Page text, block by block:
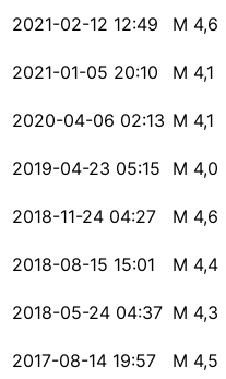
2021-02-12 12:49 M 4,6
2021-01-05 20:10 M 4,1
2020-04-06 02:13 M 4,1
2019-04-23 05:15 M 4,0
2018-11-24 04:27 M 4,6
2018-08-15 15:01 M 4,4
2018-05-24 04:37 M 4,3
2017-08-14 19:57 M 4,5